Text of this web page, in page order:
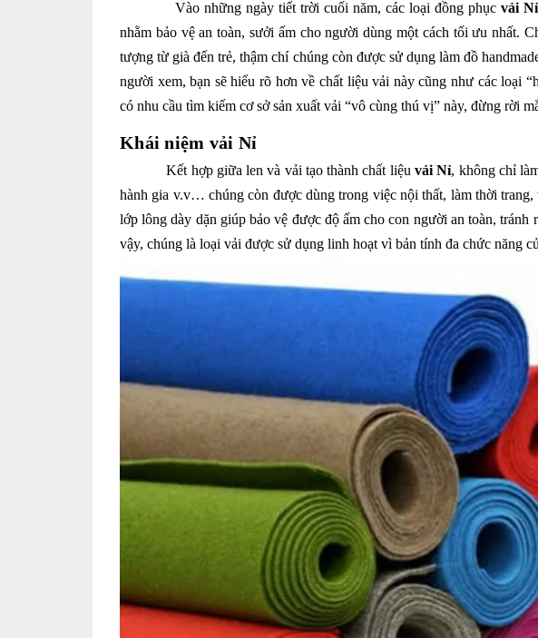
Vào những ngày tiết trời cuối năm, các loại đồng phụcvải Nỉ
nhằm bảo vệ an toàn, sưởi ấm cho người dùng một cách tối ưu nhất.
tượng từ già đến trẻ, thậm chí chúng còn được sử dụng làm đồ
người xem, bạn sẽ hiểu rõ hơn về chất liệu vải này cũng như các loại
có nhu cầu tìm kiếm cơ sở sản xuất vải “vô cùng thú vị” này, đừng rời
Khái niệm vải Nỉ
Kết hợp giữa len và vải tạo thành chất liệu vải Nỉ, không chỉ
hành gia v.v… chúng còn được dùng trong việc nội thất, làm thời
lớp lông dày dặn giúp bảo vệ được độ ấm cho con người an toàn,
vậy, chúng là loại vải được sử dụng linh hoạt vì bản tính đa chức năng